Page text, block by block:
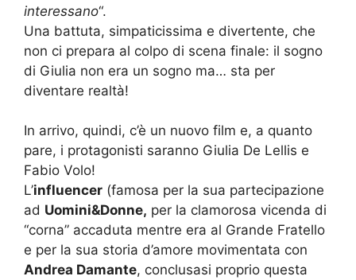
interessano“.
Una battuta, simpaticissima e divertente, che
non ci prepara al colpo di scena finale: il sogno
di Giulia non era un sogno ma… sta per
diventare realtà!
In arrivo, quindi, c’è un nuovo film e, a quanto
pare, i protagonisti saranno Giulia De Lellis e
Fabio Volo!
L’influencer (famosa per la sua partecipazione
ad Uomini&Donne, per la clamorosa vicenda di
“corna” accaduta mentre era al Grande Fratello
e per la sua storia d’amore movimentata con
Andrea Damante, conclusasi proprio questa